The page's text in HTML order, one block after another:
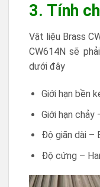
3. Tính
Vật liệu Brass
CW614N sẽ
dưới đây
Giới hạn bền
Giới hạn chảy
Độ giãn dài –
Độ cứng –